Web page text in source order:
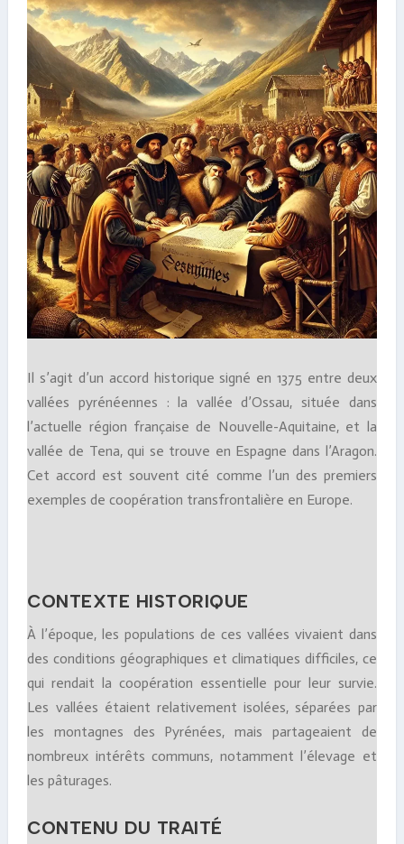
Il s’agit d’un accord historique signé en 1375 entre deux
vallées pyrénéennes : la vallée d’Ossau, située dans
l’actuelle région française de Nouvelle-Aquitaine, et la
vallée de Tena, qui se trouve en Espagne dans l’Aragon.
Cet accord est souvent cité comme l’un des premiers
exemples de coopération transfrontalière en Europe.
CONTEXTE HISTORIQUE
À l’époque, les populations de ces vallées vivaient dans
des conditions géographiques et climatiques difficiles, ce
qui rendait la coopération essentielle pour leur survie.
Les vallées étaient relativement isolées, séparées par
les montagnes des Pyrénées, mais partageaient de
nombreux intérêts communs, notamment l’élevage et
les pâturages.
CONTENU DU TRAITÉ